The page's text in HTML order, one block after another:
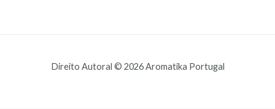
Direito Autoral © 2026 Aromatika Portugal